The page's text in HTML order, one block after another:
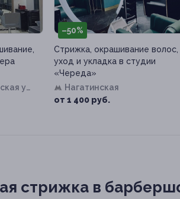
ул,
–50%
Стрижка, окрашивание волос,
уход и укладка в студии
«Череда»
Нагатинская
от 1 400 руб.
стрижка в